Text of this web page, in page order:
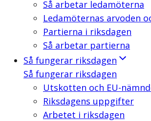
Så arbetar ledamöterna
Ledamöternas arvoden
Partierna i riksdagen
Så arbetar partierna
Så fungerar riksdagen
Så fungerar riksdagen
Utskotten och EU-
Riksdagens uppgifter
Arbetet i riksdagen